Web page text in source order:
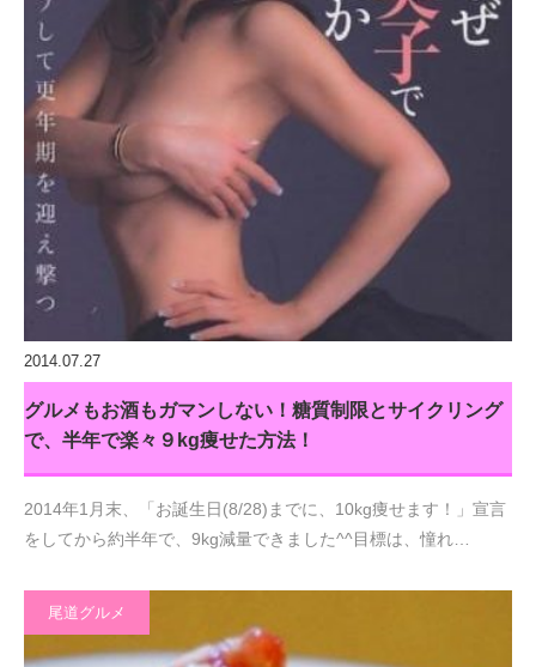
2014.07.27
グルメもお酒もガマンしない！糖質制限とサイクリング
で、半年で楽々９kg痩せた方法！
2014年1月末、「お誕生日(8/28)までに、10kg痩せます！」宣言
をしてから約半年で、9kg減量できました^^目標は、憧れ…
尾道グルメ